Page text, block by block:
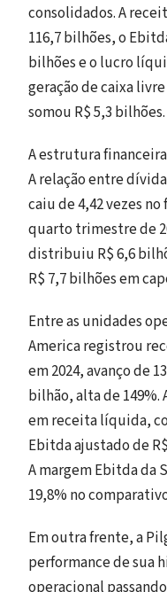
consolidados. A
116,7 bilhões, o
bilhões e o lucro
geração de caixa
somou R$ 5,3 bilhões.
A estrutura
A relação entre
caiu de 4,42 vezes no
quarto trimestre de
distribuiu R$ 6,6
R$ 7,7 bilhões em
Entre as unidades
America registrou
em 2024, avanço de
bilhão, alta de 149%.
em receita líquida,
Ebitda ajustado de
A margem Ebitda da
19,8% no
Em outra frente, a
performance de sua
operacional